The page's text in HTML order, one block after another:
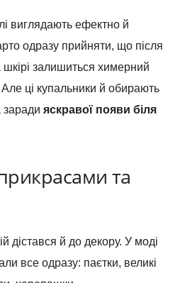
виглядають ефектно й
одразу прийняти, що після
шкірі залишиться химерний
Але ці купальники й обирають
заради яскравої появи біля
та
дістався й до декору. У моді
все одразу: паєтки, великі